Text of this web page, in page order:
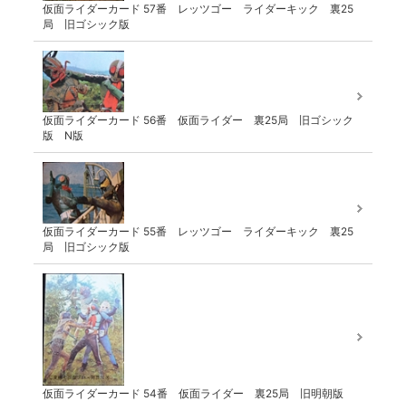
仮面ライダーカード 57番 レッツゴー ライダーキック 裏25
局 旧ゴシック版
仮面ライダーカード 56番 仮面ライダー 裏25局 旧ゴシック
版 N版
仮面ライダーカード 55番 レッツゴー ライダーキック 裏25
局 旧ゴシック版
仮面ライダーカード 54番 仮面ライダー 裏25局 旧明朝版